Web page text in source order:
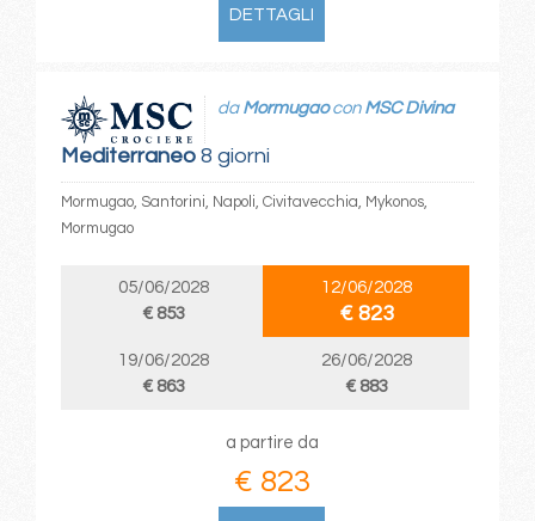
DETTAGLI
Mediterraneo8 giorni
da Mormugaocon MSC Divina
Mormugao, Santorini, Napoli, Civitavecchia, Mykonos,
Mormugao
05/06/2028
€ 853
12/06/2028
€ 823
19/06/2028
€ 863
26/06/2028
€ 883
a partire da
€ 823